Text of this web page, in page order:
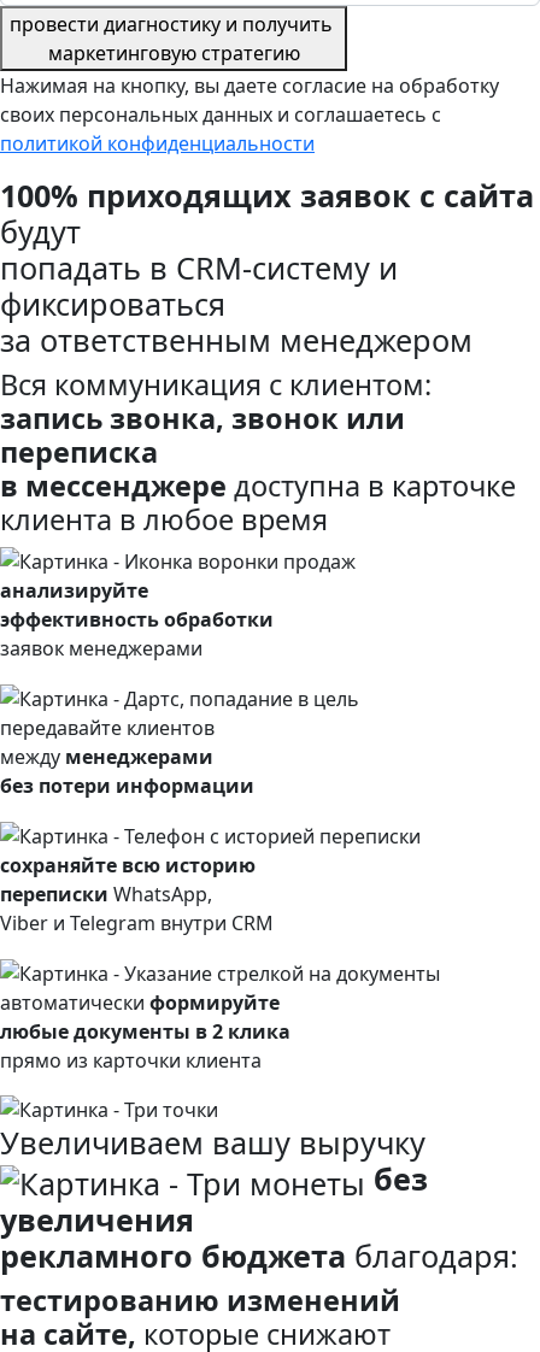
провести диагностику и получить
маркетинговую стратегию
Нажимая на кнопку, вы даете согласие на обработку
своих персональных данных и соглашаетесь с
политикой конфиденциальности
100% приходящих заявок с сайта
будут
попадать в CRM-систему и
фиксироваться
за ответственным менеджером
Вся коммуникация с клиентом:
запись звонка, звонок или
переписка
в мессенджере доступна в карточке
клиента в любое время
анализируйте
эффективность обработки
заявок менеджерами
передавайте клиентов
между менеджерами
без потери информации
сохраняйте всю историю
переписки WhatsApp,
Viber и Telegram внутри CRM
автоматически формируйте
любые документы в 2 клика
прямо из карточки клиента
Увеличиваем вашу выручку
без
увеличения
рекламного бюджета благодаря:
тестированию изменений
на сайте, которые снижают